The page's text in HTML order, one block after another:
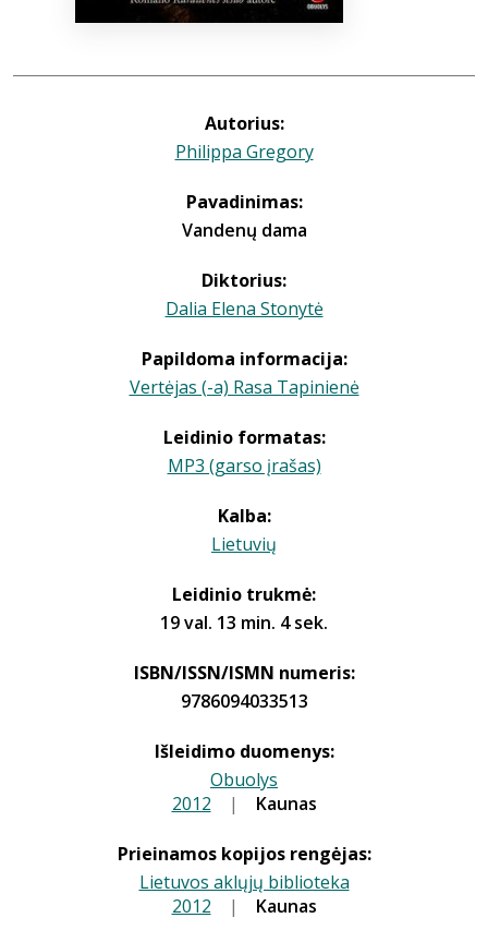
Autorius:
Philippa Gregory
Pavadinimas:
Vandenų dama
Diktorius:
Dalia Elena Stonytė
Papildoma informacija:
Vertėjas (-a) Rasa Tapinienė
Leidinio formatas:
MP3 (garso įrašas)
Kalba:
Lietuvių
Leidinio trukmė:
19 val. 13 min. 4 sek.
ISBN/ISSN/ISMN numeris:
9786094033513
Išleidimo duomenys:
Obuolys
2012 | Kaunas
Prieinamos kopijos rengėjas:
Lietuvos aklųjų biblioteka
2012 | Kaunas